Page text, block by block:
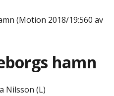
(Motion 2018/19:560 av
hamn
Nilsson (L)